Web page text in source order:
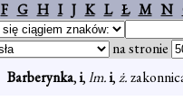
F G H I J K L Ł M N
na stronie
Barberynka,i,lm.i,ż.